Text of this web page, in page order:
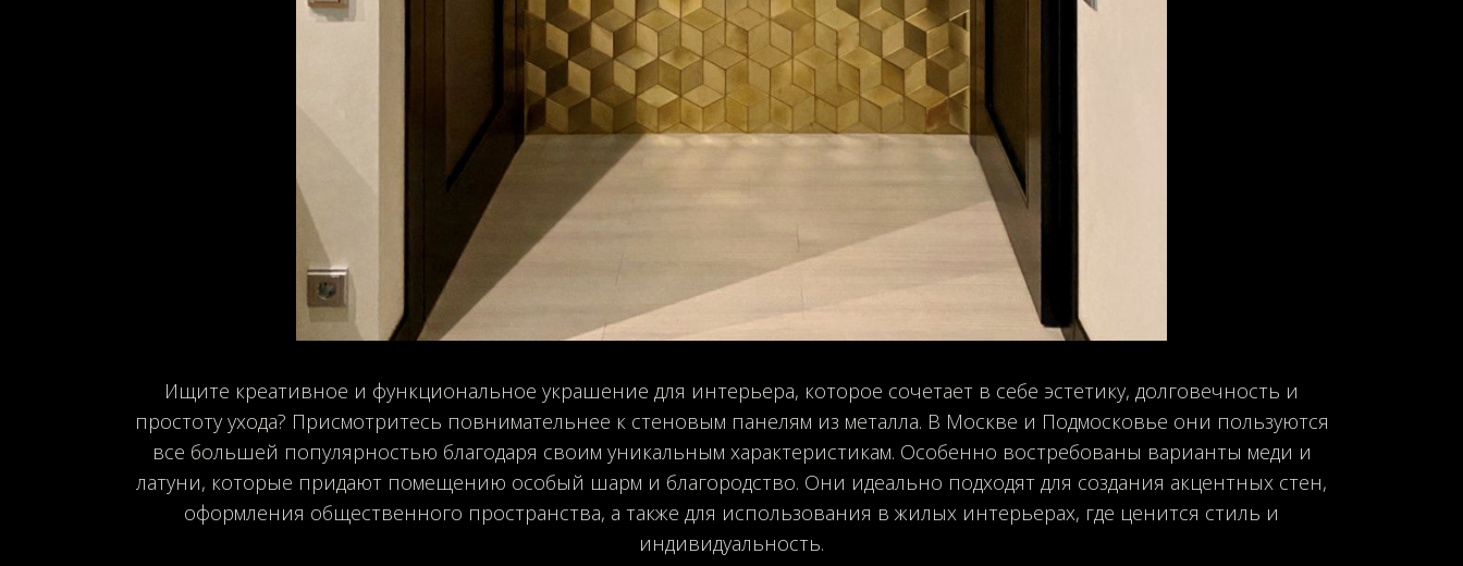
Ищите креативное и функциональное украшение для интерьера, которое сочетает в себе эстетику, долговечность и
простоту ухода? Присмотритесь повнимательнее к стеновым панелям из металла. В Москве и Подмосковье они пользуются
все большей популярностью благодаря своим уникальным характеристикам. Особенно востребованы варианты меди и
латуни, которые придают помещению особый шарм и благородство. Они идеально подходят для создания акцентных стен,
оформления общественного пространства, а также для использования в жилых интерьерах, где ценится стиль и
индивидуальность.